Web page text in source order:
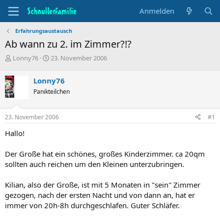
Anmelden
Erfahrungsaustausch
Ab wann zu 2. im Zimmer?!?
T
e
m
e
s
t
r
e
r
Lonny76
B
i
n
d
a
23. November 2006
Lonny76
Panikteilchen
23. November 2006 #1
Hallo!
Der Große hat ein schönes, großes Kinderzimmer. ca 20qm
sollten auch reichen um den Kleinen unterzubringen.
Kilian, also der Große, ist mit 5 Monaten in "sein" Zimmer
gezogen, nach der ersten Nacht und von dann an, hat er
immer von 20h-8h durchgeschlafen. Guter Schläfer.